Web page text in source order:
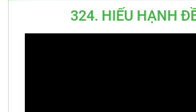
324. HIẾU HẠNH